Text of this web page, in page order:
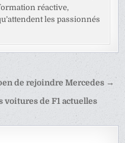
réactive,
les passionnés
de rejoindre Mercedes →
voitures de F1 actuelles